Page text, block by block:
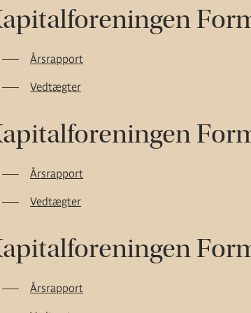
Årsrapport
Vedtægter
Årsrapport
Vedtægter
Årsrapport